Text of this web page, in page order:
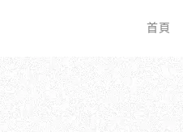
首頁
廣告行銷基礎知識
廣告平台與策略選擇